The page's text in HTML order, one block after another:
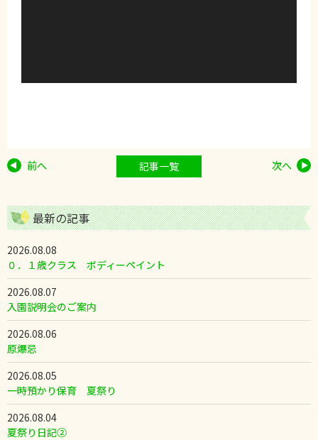
前へ 次へ
記事一覧
最新の記事
2026.08.08
０．１歳クラス ボディーペイント
2026.08.07
入園説明会のご案内
2026.08.06
原爆忌
2026.08.05
一時預かり保育 夏祭り
2026.08.04
夏祭り日記②